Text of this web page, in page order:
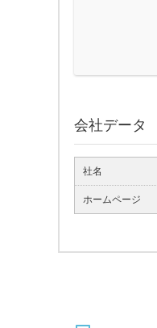
会社データ
社名
ホームページ